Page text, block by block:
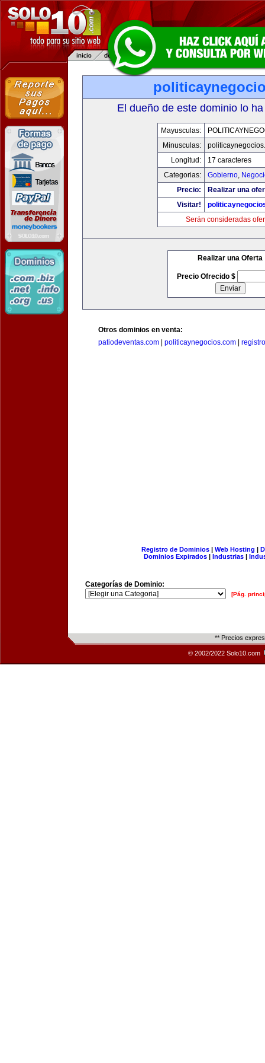
El dueño de este dominio lo
Mayusculas:
Minusculas:
Longitud:
17 caracteres
Categorias:
Gobierno,
Precio:
Realizar una
Visitar!
Serán consideradas
Realizar una Oferta
Precio Ofrecido $
Otros dominios en venta:
patiodeventas.com
politicaynegocios.com
Registro de Dominios| Web Hosting |
Dominios Expirados | Industrias |
Categorías de Dominio:
[Pág.
** Precios
© 2002/2022 Solo10.com